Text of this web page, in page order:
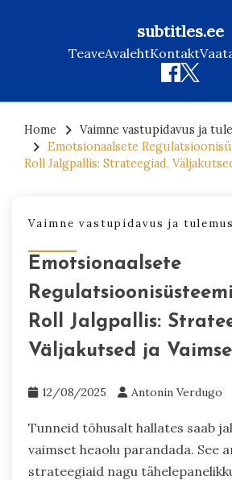
subtitles.ee
TeaveAvalehtKontakt
content
Home
Vaimne vastupidavus ja
Emotsionaalsete
Roll Jalgpallis: Strateegiad,
Vaimne vastupidavus ja
Emotsionaalsete
Roll Jalgpallis:
Väljakutsed ja
12/08/2025 Antonin Verdugo
Tunneid tõhusalt hallates saab
vaimset heaolu parandada. See
strateegiaid nagu